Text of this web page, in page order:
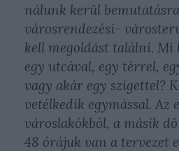
nálunk kerül
városrendezési-
kell megoldást találni. Mi
egy utcával, egy térrel,
vagy akár egy szigettel?
vetélkedik egymással. Az
városlakókból, a másik
48 órájuk van a tervezet